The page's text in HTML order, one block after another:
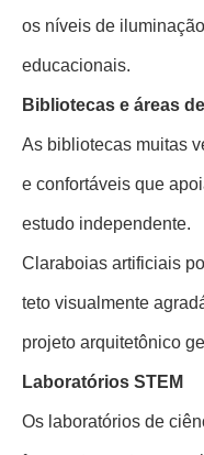
os níveis de
educacionais.
Bibliotecas e áreas
As bibliotecas muitas
e confortáveis ​​que
estudo independente.
Claraboias artificiais
teto visualmente
projeto arquitetônico
Laboratórios STEM
Os laboratórios de